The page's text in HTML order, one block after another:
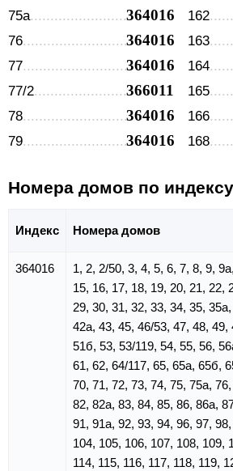
75а 364016
76 364016
77 364016
77/2 366011
78 364016
79 364016
162
163
164
165
166
168
Номера домов по индексу
Индекс Номера домов
364016
1, 2, 2/50, 3, 4, 5, 6, 7, 8, 9,
15, 16, 17, 18, 19, 20, 21, 22,
29, 30, 31, 32, 33, 34, 35,
42а, 43, 45, 46/53, 47, 48, 49,
51б, 53, 53/119, 54, 55, 56,
61, 62, 64/117, 65, 65а, 65б,
70, 71, 72, 73, 74, 75, 75а,
82, 82а, 83, 84, 85, 86, 86а,
91, 91а, 92, 93, 94, 96, 97,
104, 105, 106, 107, 108, 109,
114, 115, 116, 117, 118, 119,